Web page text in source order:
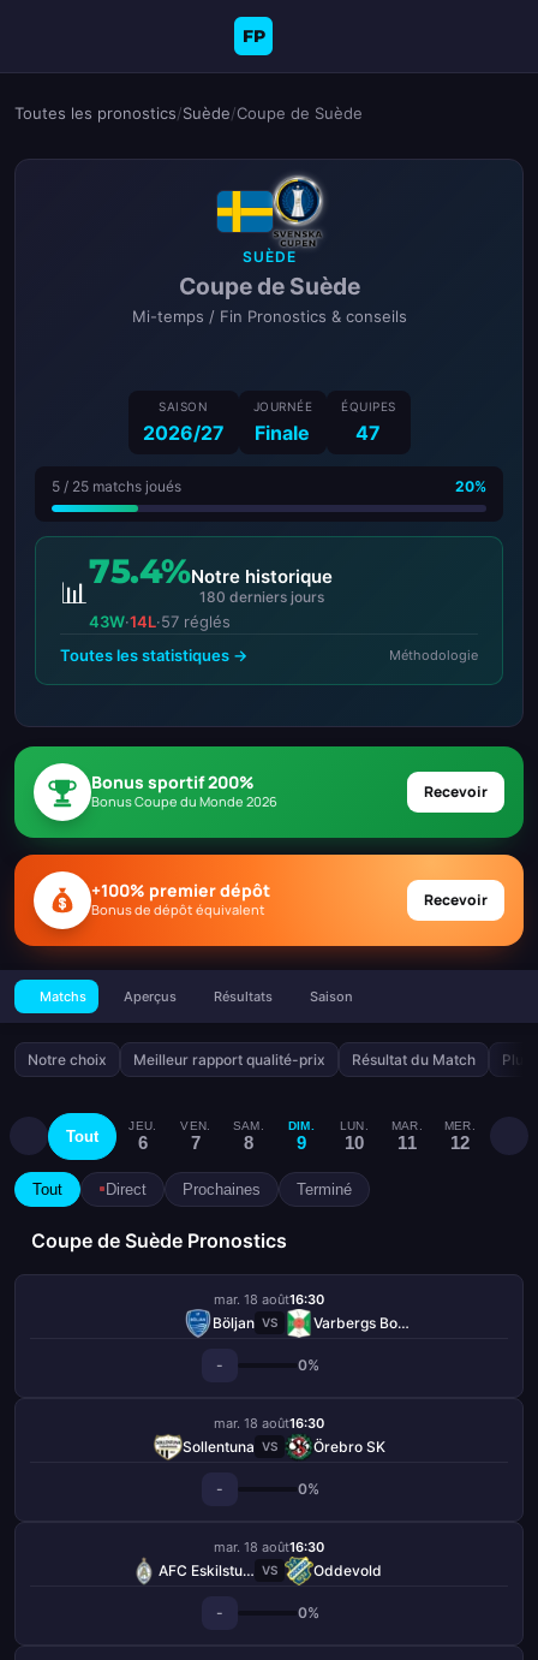
FP
Toutes les pronostics/Suède/Coupe de Suède
SUÈDE
Coupe de Suède
Mi-temps / Fin Pronostics & conseils
SAISON
2026/27
JOURNÉE
Finale
ÉQUIPES
47
5 / 25 matchs joués 20%
📊
75.4%Notre historique
180 derniers jours
43W·14L·57 réglés
Toutes les statistiques →
Méthodologie
Bonus sportif 200%
Bonus Coupe du Monde 2026 Recevoir
+100% premier dépôt
Bonus de dépôt équivalent Recevoir
Matchs Aperçus Résultats Saison
Notre choix Meilleur rapport qualité-prix Résultat du Match Plus
Tout
JEU.
6
VEN.
7
SAM.
8
DIM.
9
LUN.
10
MAR.
11
MER.
12
JEU.
Tout Direct Prochaines Terminé
Coupe de Suède Pronostics
mar. 18 août16:30
Böljan VS Varbergs BoIS FC
- 0%
mar. 18 août16:30
Sollentuna VS Örebro SK
- 0%
mar. 18 août16:30
AFC Eskilstuna VS Oddevold
- 0%